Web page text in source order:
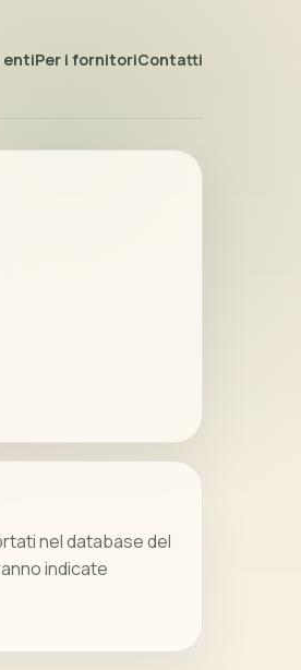
entiPer i fornitoriContatti
nel database del
indicate